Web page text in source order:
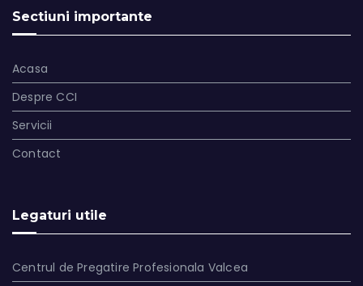
Sectiuni importante
Acasa
Despre CCI
Servicii
Contact
Legaturi utile
Centrul de Pregatire Profesionala Valcea